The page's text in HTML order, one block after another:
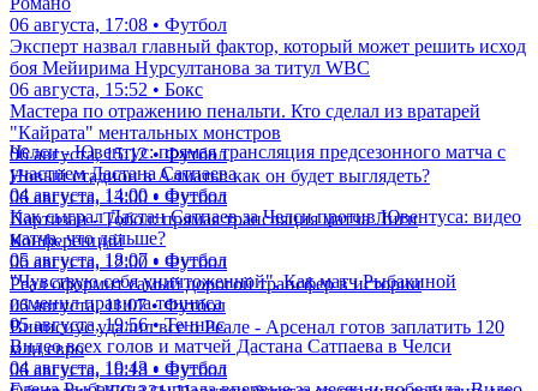
06 августа, 17:08 • Футбол
Эксперт назвал главный фактор, который может решить исход
боя Мейирима Нурсултанова за титул WBC
06 августа, 15:52 • Бокс
Мастера по отражению пенальти. Кто сделал из вратарей
"Кайрата" ментальных монстров
06 августа, 15:12 • Футбол
Новый стадион в Алматы: как он будет выглядеть?
06 августа, 13:00 • Футбол
Партизан - Тобол: прямая трансляция матча Лиги
Конференций
06 августа, 12:00 • Футбол
Реал оформит самый дорогой трансфер в истории
06 августа, 11:07 • Футбол
Винисиус удалил все о Реале - Арсенал готов заплатить 120
млн евро
06 августа, 10:18 • Футбол
Челси - Ювентус: прямая трансляция предсезонного матча с
участием Дастана Сатпаева
04 августа, 14:00 • Футбол
Как сыграл Дастан Сатпаев за Челси против Ювентуса: видео
матча, что дальше?
05 августа, 18:07 • Футбол
"Чувствую себя уничтоженной". Как матч Рыбакиной
изменил правила тенниса
05 августа, 19:56 • Теннис
Видео всех голов и матчей Дастана Сатпаева в Челси
04 августа, 19:43 • Футбол